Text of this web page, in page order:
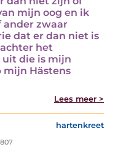
mijn oog en ik
ander zwaar
dat er dan niet is
het
uit die is mijn
mijn Hästens
Lees meer >
hartenkreet